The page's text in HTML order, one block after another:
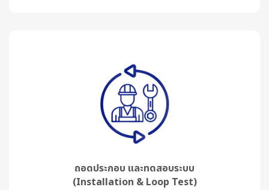
ถอดประกอบ และทดสอบระบบ
(Installation & Loop Test)